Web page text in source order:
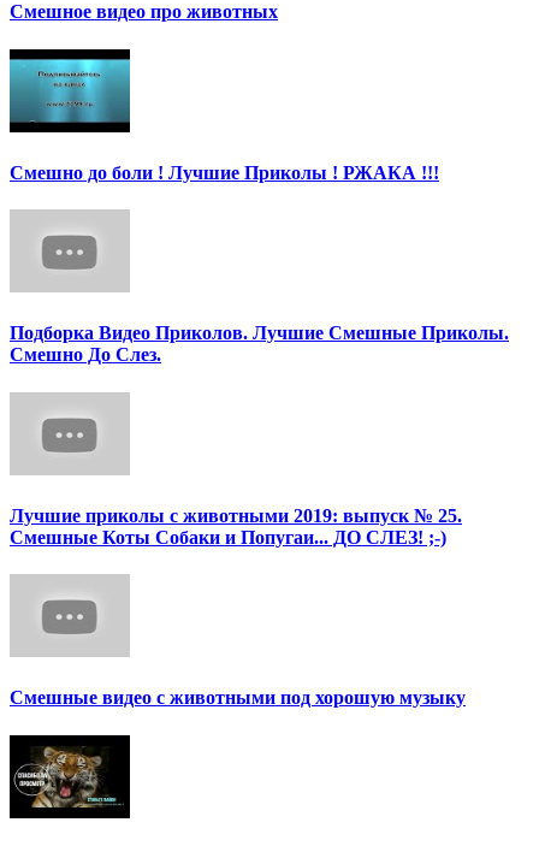
Смешное видео про животных
Смешно до боли ! Лучшие Приколы ! РЖАКА !!!
Подборка Видео Приколов. Лучшие Смешные Приколы.
Смешно До Слез.
Лучшие приколы с животными 2019: выпуск № 25.
Смешные Коты Собаки и Попугаи... ДО СЛЕЗ! ;-)
Смешные видео с животными под хорошую музыку